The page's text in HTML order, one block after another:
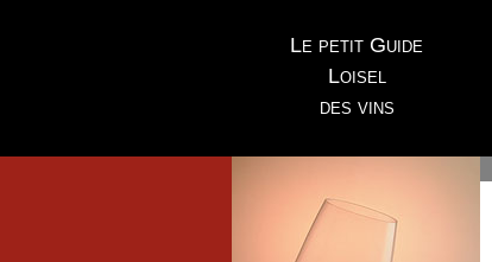
Le petit Guide
Loisel
des vins